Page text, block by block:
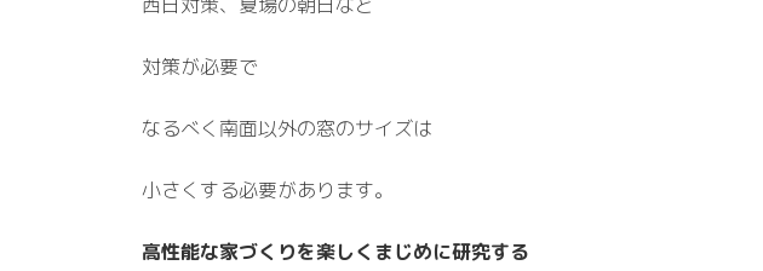
対策が必要で
なるべく南面以外の窓のサイズは
小さくする必要があります。
高性能な家づくりを楽しくまじめに研究する